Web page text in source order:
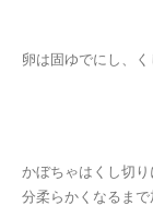
卵は固ゆでにし、く
かぼちゃはくし切
分柔らかくなるまで